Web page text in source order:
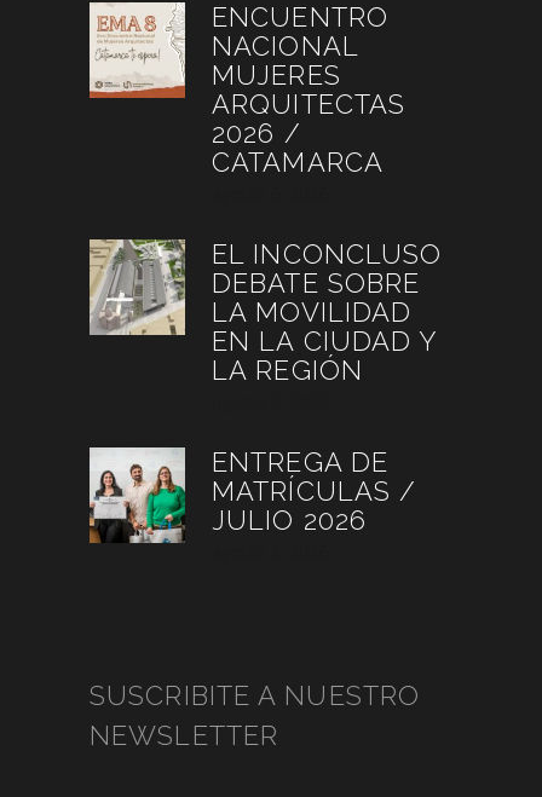
ENCUENTRO
NACIONAL
MUJERES
ARQUITECTAS
2026 /
CATAMARCA
EL INCONCLUSO
DEBATE SOBRE
LA MOVILIDAD
EN LA CIUDAD Y
LA REGIÓN
ENTREGA DE
MATRÍCULAS /
JULIO 2026
SUSCRIBITE A NUESTRO
NEWSLETTER